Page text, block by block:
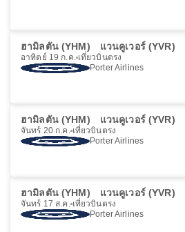
ฮามิลตัน (YHM) แวนคูเวอร์ (YVR)
อาทิตย์ 19 ก.ค. เที่ยวบินตรง
Porter Airlines
ฮามิลตัน (YHM) แวนคูเวอร์ (YVR)
จันทร์ 20 ก.ค. เที่ยวบินตรง
Porter Airlines
ฮามิลตัน (YHM) แวนคูเวอร์ (YVR)
จันทร์ 17 ส.ค. เที่ยวบินตรง
Porter Airlines